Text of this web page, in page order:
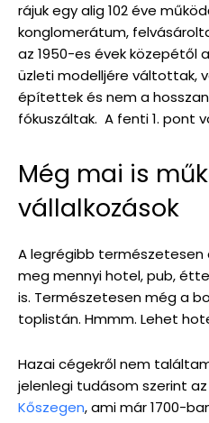
rájuk egy alig 102 éve
konglomerátum,
az 1950-es évek közepétől
üzleti modelljére váltottak,
építettek és nem a
fókuszáltak. A fenti 1. pont
Még mai is
vállalkozások
A legrégibb természetesen
meg mennyi hotel, pub,
is. Természetesen még a
toplistán. Hmmm. Lehet
Hazai cégekről nem
jelenlegi tudásom szerint az
Kőszegen, ami már 1700-